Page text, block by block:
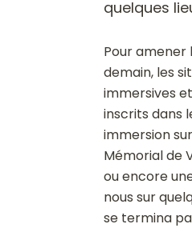
quelques
Pour amener
demain, les
immersives
inscrits dans
immersion
Mémorial de
ou encore
nous sur
se termina